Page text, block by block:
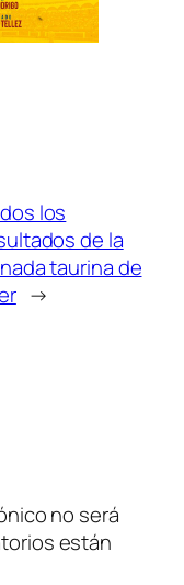
los
de la
taurina de
→
no será
están